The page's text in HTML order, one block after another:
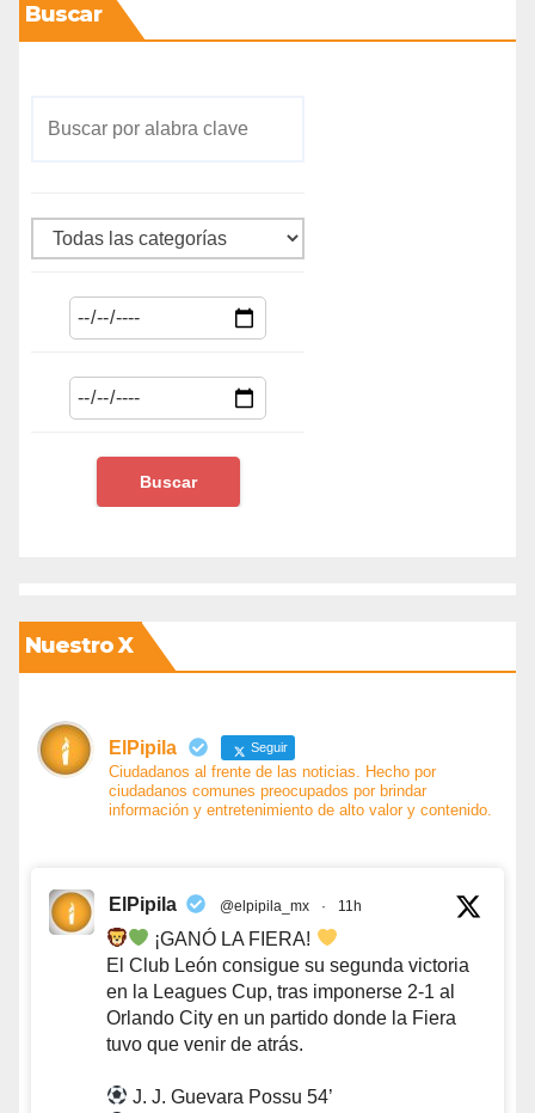
Buscar
Nuestro X
ElPipila Seguir
Ciudadanos al frente de las noticias. Hecho por
ciudadanos comunes preocupados por brindar
información y entretenimiento de alto valor y contenido.
ElPipila @elpipila_mx · 11h
¡GANÓ LA FIERA!
El Club León consigue su segunda victoria
en la Leagues Cup, tras imponerse 2-1 al
Orlando City en un partido donde la Fiera
tuvo que venir de atrás.
J. J. Guevara Possu 54’